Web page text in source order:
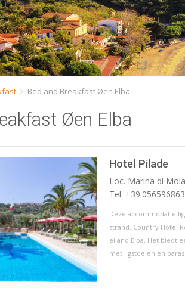
Bed and Breakfast Øen Elba
Øen Elba
Hotel Pilade
Loc. Marina di
Tel:
Deze accommodatie
strand. Country Hotel
eiland Elba. Het biedt
met ligstoelen en